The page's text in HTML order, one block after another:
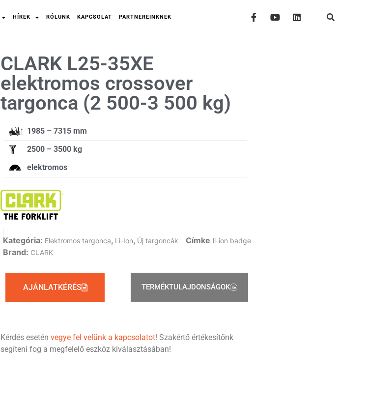
HÍREK RÓLUNK KAPCSOLAT PARTNEREINKNEK
CLARK L25-35XE
elektromos crossover
targonca (2 500-3 500 kg)
1985 – 7315 mm
2500 – 3500 kg
elektromos
Kategória: Elektromos targonca, Li-Ion, Új targoncák Címke li-ion badge
Brand: CLARK
AJÁNLATKÉRÉS TERMÉKTULAJDONSÁGOK
Kérdés esetén vegye fel velünk a kapcsolatot! Szakértő értékesítőnk
segíteni fog a megfelelő eszköz kiválasztásában!